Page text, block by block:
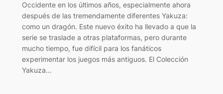
Occidente en los últimos años, especialmente ahora
después de las tremendamente diferentes Yakuza:
como un dragón. Este nuevo éxito ha llevado a que la
serie se traslade a otras plataformas, pero durante
mucho tiempo, fue difícil para los fanáticos
experimentar los juegos más antiguos. El Colección
Yakuza…